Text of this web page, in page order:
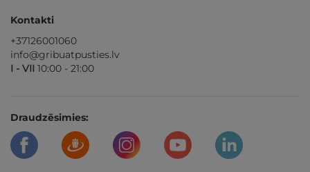
Kontakti
+37126001060
info@gribuatpusties.lv
I - VII 10:00 - 21:00
Draudzēsimies: